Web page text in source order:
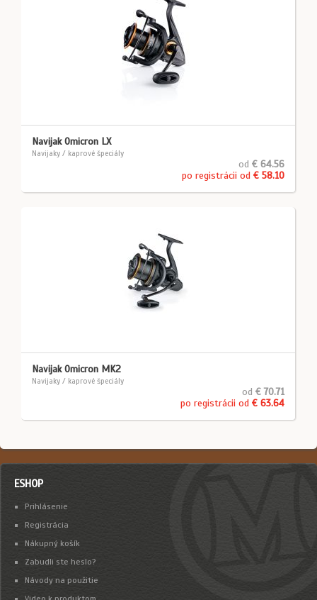
Navijak Omicron LX
Navijaky / kaprové špeciály
od € 64.56
po registrácii od € 58.10
Navijak Omicron MK2
Navijaky / kaprové špeciály
od € 70.71
po registrácii od € 63.64
ESHOP
Prihlásenie
Registrácia
Nákupný košík
Zabudli ste heslo?
Návody na použitie